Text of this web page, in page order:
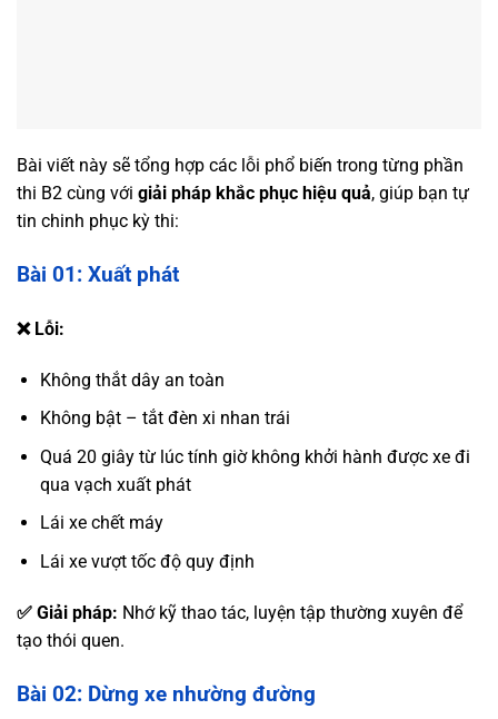
Bài viết này sẽ tổng hợp các lỗi phổ biến trong từng phần
thi B2 cùng với giải pháp khắc phục hiệu quả, giúp bạn tự
tin chinh phục kỳ thi:
Bài 01: Xuất phát
❌ Lỗi:
Không thắt dây an toàn
Không bật – tắt đèn xi nhan trái
Quá 20 giây từ lúc tính giờ không khởi hành được xe đi
qua vạch xuất phát
Lái xe chết máy
Lái xe vượt tốc độ quy định
✅ Giải pháp: Nhớ kỹ thao tác, luyện tập thường xuyên để
tạo thói quen.
Bài 02: Dừng xe nhường đường